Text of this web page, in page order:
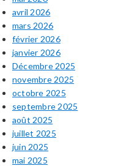
avril 2026
mars 2026
février 2026
janvier 2026
Décembre 2025
novembre 2025
octobre 2025
septembre 2025
août 2025
juillet 2025
juin 2025
mai 2025